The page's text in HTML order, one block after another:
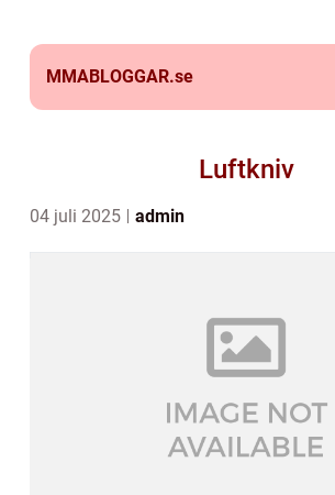
MMABLOGGAR.se
Luftkniv
04 juli 2025 admin